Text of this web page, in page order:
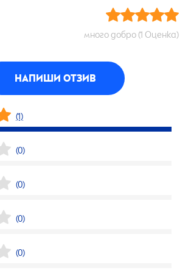
много добро (1 Оценка)
НАПИШИ ОТЗИВ
(1)
(0)
(0)
(0)
(0)